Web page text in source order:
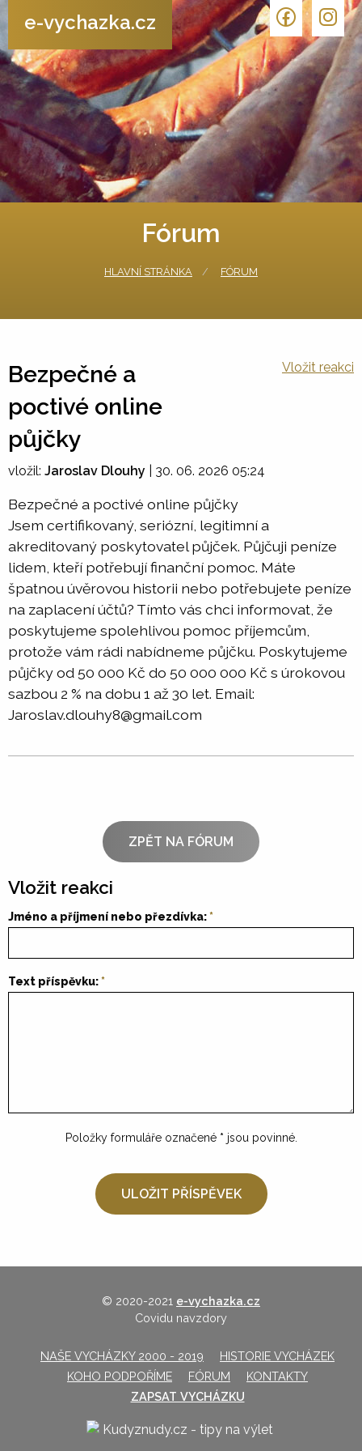
e-vychazka.cz
Fórum
HLAVNÍ STRÁNKA FÓRUM
Bezpečné a
poctivé online
půjčky
Vložit reakci
vložil: Jaroslav Dlouhy 30. 06. 2026 05:24
Bezpečné a poctivé online půjčky
Jsem certifikovaný, seriózní, legitimní a
akreditovaný poskytovatel půjček. Půjčuji peníze
lidem, kteří potřebují finanční pomoc. Máte
špatnou úvěrovou historii nebo potřebujete peníze
na zaplacení účtů? Tímto vás chci informovat, že
poskytujeme spolehlivou pomoc příjemcům,
protože vám rádi nabídneme půjčku. Poskytujeme
půjčky od 50 000 Kč do 50 000 000 Kč s úrokovou
sazbou 2 % na dobu 1 až 30 let. Email:
Jaroslav.dlouhy8@gmail.com
ZPĚT NA FÓRUM
Vložit reakci
Jméno a příjmení nebo přezdívka:
Text příspěvku:
Položky formuláře označené * jsou povinné.
© 2020-2021 e-vychazka.cz
Covidu navzdory
NAŠE VYCHÁZKY 2000 - 2019
HISTORIE VYCHÁZEK
KOHO PODPOŘÍME
FÓRUM
KONTAKTY
ZAPSAT VYCHÁZKU